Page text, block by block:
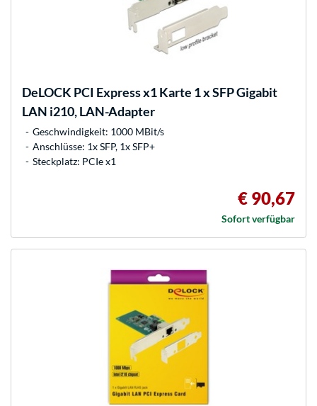
DeLOCKPCI Express x1 Karte 1 x SFP Gigabit
LAN i210, LAN-Adapter
Geschwindigkeit: 1000 MBit/s
Anschlüsse: 1x SFP, 1x SFP+
Steckplatz: PCIe x1
€ 90,67
Sofort verfügbar